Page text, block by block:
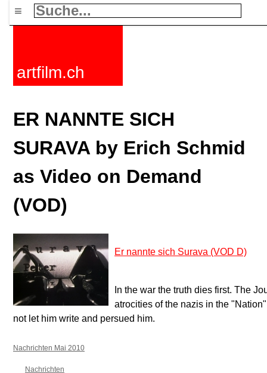
≡
artfilm.ch
ER NANNTE SICH
SURAVA by Erich Schmid
as Video on Demand
(VOD)
Er nannte sich Surava (VOD D)
In the war the truth dies first. The
atrocities of the nazis in the
not let him write and persued him.
Nachrichten Mai 2010
Nachrichten